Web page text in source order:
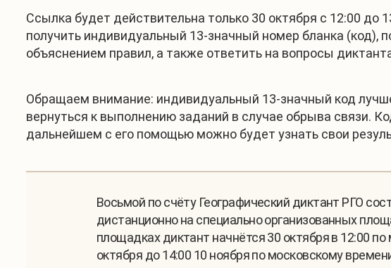
Ссылка будет действительна только 30 октября с 12:00 до
получить индивидуальный 13-значный номер бланка (код),
объяснением правил, а также ответить на вопросы
Обращаем внимание: индивидуальный 13-значный код
вернуться к выполнению заданий в случае обрыва связи.
дальнейшем с его помощью можно будет узнать свои
Восьмой по счёту Географический диктант РГО
дистанционно на специально организованных
площадках диктант начнётся 30 октября в 12:00
октября до 14:00 10 ноября по московскому